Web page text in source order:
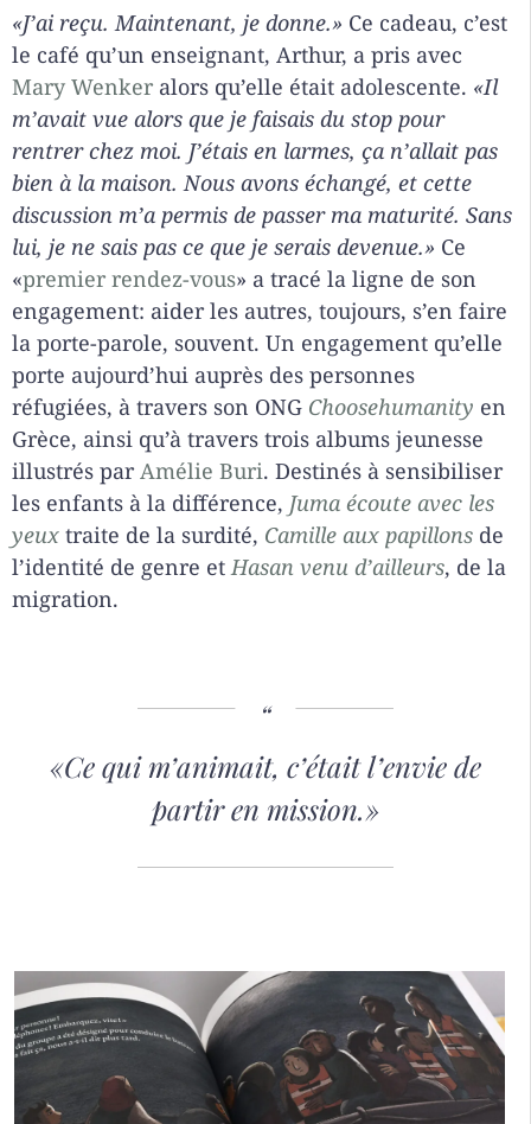
«J’ai reçu. Maintenant, je donne.» Ce cadeau, c’est
le café qu’un enseignant, Arthur, a pris avec
Mary Wenker alors qu’elle était adolescente. «Il
m’avait vue alors que je faisais du stop pour
rentrer chez moi. J’étais en larmes, ça n’allait pas
bien à la maison. Nous avons échangé, et cette
discussion m’a permis de passer ma maturité. Sans
lui, je ne sais pas ce que je serais devenue.» Ce
«premier rendez-vous» a tracé la ligne de son
engagement: aider les autres, toujours, s’en faire
la porte-parole, souvent. Un engagement qu’elle
porte aujourd’hui auprès des personnes
réfugiées, à travers son ONG Choosehumanity en
Grèce, ainsi qu’à travers trois albums jeunesse
illustrés par Amélie Buri. Destinés à sensibiliser
les enfants à la différence, Juma écoute avec les
yeux traite de la surdité, Camille aux papillons de
l’identité de genre et Hasan venu d’ailleurs, de la
migration.
«Ce qui m’animait, c’était l’envie de
partir en mission.»